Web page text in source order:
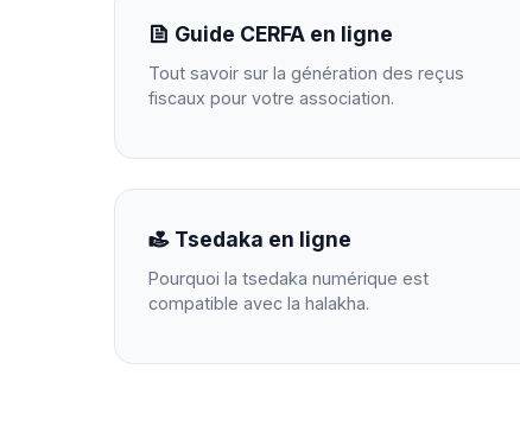
Guide CERFA en ligne
Tout savoir sur la génération des reçus
fiscaux pour votre association.
Tsedaka en ligne
Pourquoi la tsedaka numérique est
compatible avec la halakha.